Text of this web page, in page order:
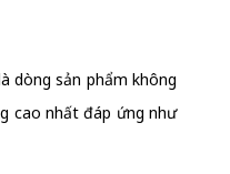
dòng sản phẩm không
cao nhất đáp ứng như